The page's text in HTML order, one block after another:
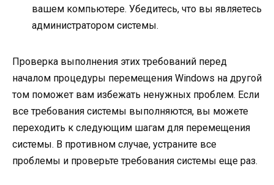
вашем компьютере. Убедитесь, что вы являетесь
администратором системы.
Проверка выполнения этих требований перед
началом процедуры перемещения Windows на другой
том поможет вам избежать ненужных проблем. Если
все требования системы выполняются, вы можете
переходить к следующим шагам для перемещения
системы. В противном случае, устраните все
проблемы и проверьте требования системы еще раз.